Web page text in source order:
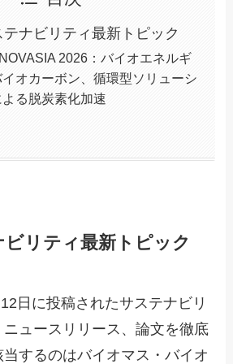
ナビリティ最新トピック
2026：バイオエネルギ
オカーボン、循環型ソリューシ
よる脱炭素化加速
ビリティ最新トピック
日に投稿されたサステナビリ
ュースリリース、論文を徹底
するのはバイオマス・バイオ